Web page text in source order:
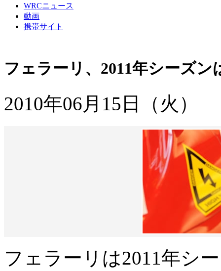
WRCニュース
動画
携帯サイト
フェラーリ、2011年シーズン
2010年06月15日（火）
フェラーリは2011年シ